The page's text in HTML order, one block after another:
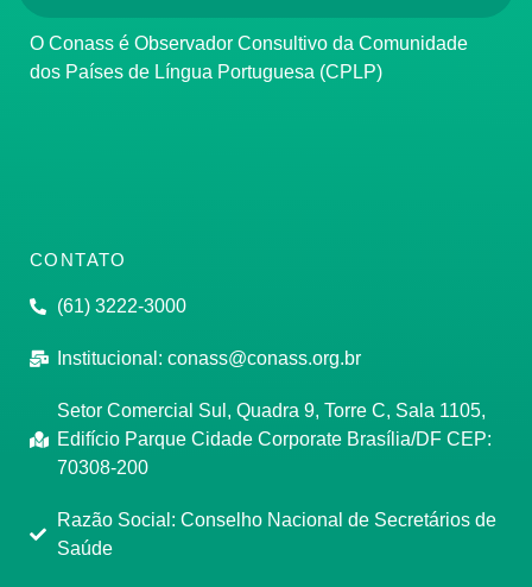
O Conass é Observador Consultivo da Comunidade
dos Países de Língua Portuguesa (CPLP)
CONTATO
(61) 3222-3000
Institucional: conass@conass.org.br
Setor Comercial Sul, Quadra 9, Torre C, Sala 1105,
Edifício Parque Cidade Corporate Brasília/DF CEP:
70308-200
Razão Social: Conselho Nacional de Secretários de
Saúde